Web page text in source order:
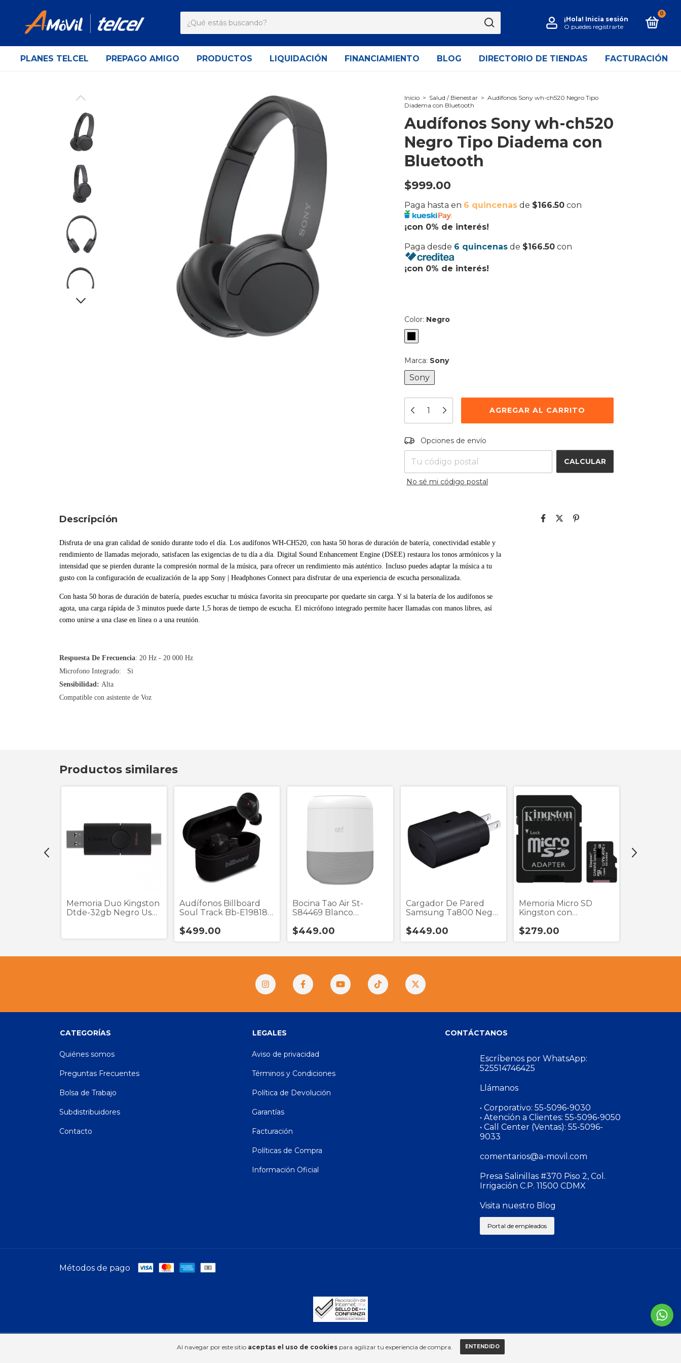
¡Hola! Inicia sesión
O puedes registrarte
0
PLANES TELCEL PREPAGO AMIGO PRODUCTOS LIQUIDACIÓN FINANCIAMIENTO BLOG DIRECTORIO DE TIENDAS FACTURACIÓN
Al navegar por este sitio aceptas el uso de cookiespara agilizar tu experiencia de compra. ENTENDIDO
Inicio > Salud / Bienestar > Audífonos Sony wh-ch520 Negro Tipo
Diadema con Bluetooth
Audífonos Sony wh-ch520
Negro Tipo Diadema con
Bluetooth
$999.00
Paga hasta en 6 quincenas de $166.50 con
¡con 0% de interés!
Paga desde 6 quincenas de $166.50 con
¡con 0% de interés!
Color: Negro
Marca: Sony
Sony
Entregas para el CP:
Opciones de envío
CALCULAR
No sé mi código postal
Descripción
Disfruta de una gran calidad de sonido durante todo el día. Los audífonos WH-CH520, con hasta 50 horas de duración de batería, conectividad estable y
rendimiento de llamadas mejorado, satisfacen las exigencias de tu día a día. Digital Sound Enhancement Engine (DSEE) restaura los tonos armónicos y la
intensidad que se pierden durante la compresión normal de la música, para ofrecer un rendimiento más auténtico. Incluso puedes adaptar la música a tu
gusto con la configuración de ecualización de la app Sony | Headphones Connect para disfrutar de una experiencia de escucha personalizada.
Con hasta 50 horas de duración de batería, puedes escuchar tu música favorita sin preocuparte por quedarte sin carga. Y si la batería de los audífonos se
agota, una carga rápida de 3 minutos puede darte 1,5 horas de tiempo de escucha. El micrófono integrado permite hacer llamadas con manos libres, así
como unirse a una clase en línea o a una reunión.
Respuesta De Frecuencia: 20 Hz - 20 000 Hz
Microfono Integrado: Si
Sensibilidad: Alta
Compatible con asistente de Voz
Productos similares
Memoria Duo Kingston
Dtde-32gb Negro Usb
Audífonos Billboard
Soul Track Bb-E19818
$499.00
Bocina Tao Air St-
S84469 Blanco
$449.00
Cargador De Pared
Samsung Ta800 Negro
$449.00
Memoria Micro SD
Kingston con
$279.00
CATEGORÍAS
Quiénes somos
Preguntas Frecuentes
Bolsa de Trabajo
Subdistribuidores
Contacto
LEGALES
Aviso de privacidad
Términos y Condiciones
Política de Devolución
Garantías
Facturación
Políticas de Compra
Información Oficial
CONTÁCTANOS
Escríbenos por WhatsApp:
525514746425
Llámanos
• Corporativo: 55-5096-9030
• Atención a Clientes: 55-5096-9050
• Call Center (Ventas): 55-5096-
9033
comentarios@a-movil.com
Presa Salinillas #370 Piso 2, Col.
Irrigación C.P. 11500 CDMX
Visita nuestro Blog
Portal de empleados
Métodos de pago